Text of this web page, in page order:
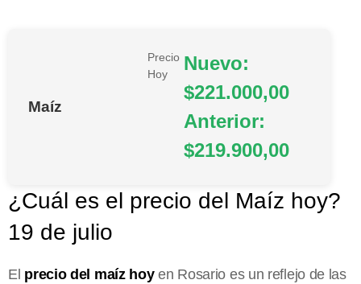
Maíz
Precio
Hoy
Nuevo:
$221.000,00
Anterior:
$219.900,00
¿Cuál es el precio del Maíz hoy?
19 de julio
El precio del maíz hoyen Rosario es un reflejo de las